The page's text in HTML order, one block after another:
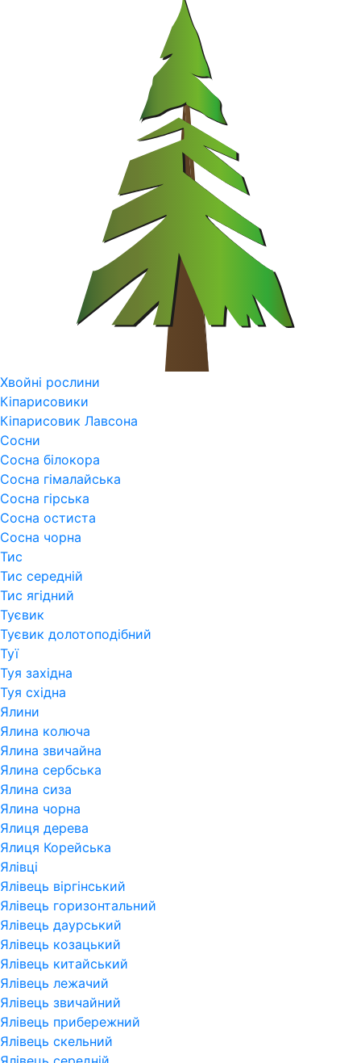
Хвойні рослини
Кіпарисовики
Кіпарисовик Лавсона
Сосни
Сосна білокора
Сосна гімалайська
Сосна гірська
Сосна остиста
Сосна чорна
Тис
Тис середній
Тис ягідний
Туєвик
Туєвик долотоподібний
Туї
Туя західна
Туя східна
Ялини
Ялина колюча
Ялина звичайна
Ялина сербська
Ялина сиза
Ялина чорна
Ялиця дерева
Ялиця Корейська
Ялівці
Ялівець віргінський
Ялівець горизонтальний
Ялівець даурський
Ялівець козацький
Ялівець китайський
Ялівець лежачий
Ялівець звичайний
Ялівець прибережний
Ялівець скельний